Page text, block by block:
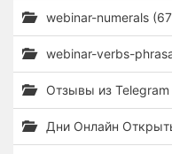
webinar-numerals
webinar-verbs-
Отзывы из Telegram
Дни Онлайн